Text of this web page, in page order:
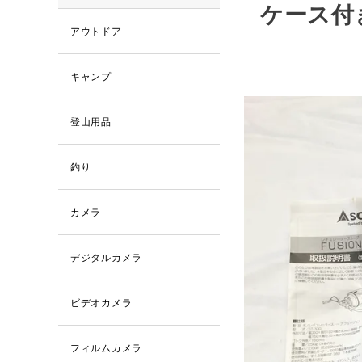
ケース付
アウトドア
キャンプ
登山用品
釣り
カメラ
デジタルカメラ
ビデオカメラ
フィルムカメラ